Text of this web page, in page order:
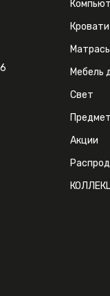
Кровати
Мебель
Свет
Акции